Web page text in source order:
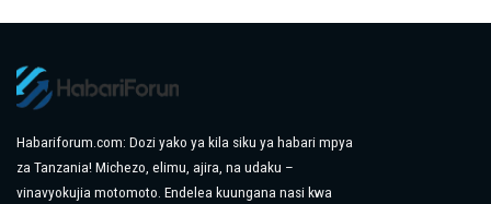
Habariforum.com: Dozi yako ya kila siku ya habari mpya
za Tanzania! Michezo, elimu, ajira, na udaku –
vinavyokujia motomoto. Endelea kuungana nasi kwa